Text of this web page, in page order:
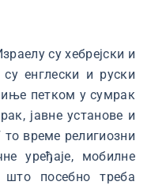
су хебрејски и
енглески и руски
петком у сумрак
јавне установе и
време религиозни
уређаје, мобилне
што посебно треба